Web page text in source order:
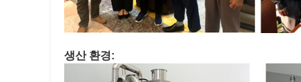
생산 환경: